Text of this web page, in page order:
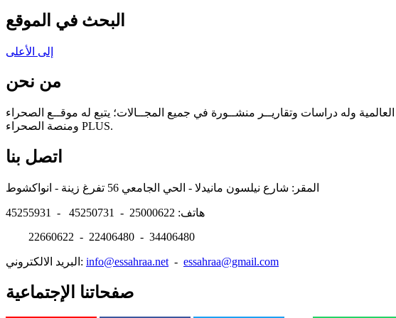
البحث في الموقع
إلى الأعلى
من نحن
وله دراسات وتقاريــر منشــورة في جميع المجــالات؛ يتبع له موقــع الصحراء
ومنصة الصحراء PLUS.
اتصل بنا
هاتف: 25000622 - 45250731 - 45255931
22660622 - 22406480 - 34406480
البريد الالكتروني: info@essahraa.net - essahraa@gmail.com
صفحاتنا الإجتماعية